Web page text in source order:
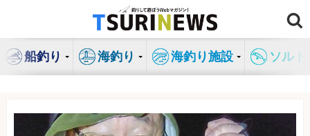
ン
船釣り 海釣り 海釣り施設 ソル